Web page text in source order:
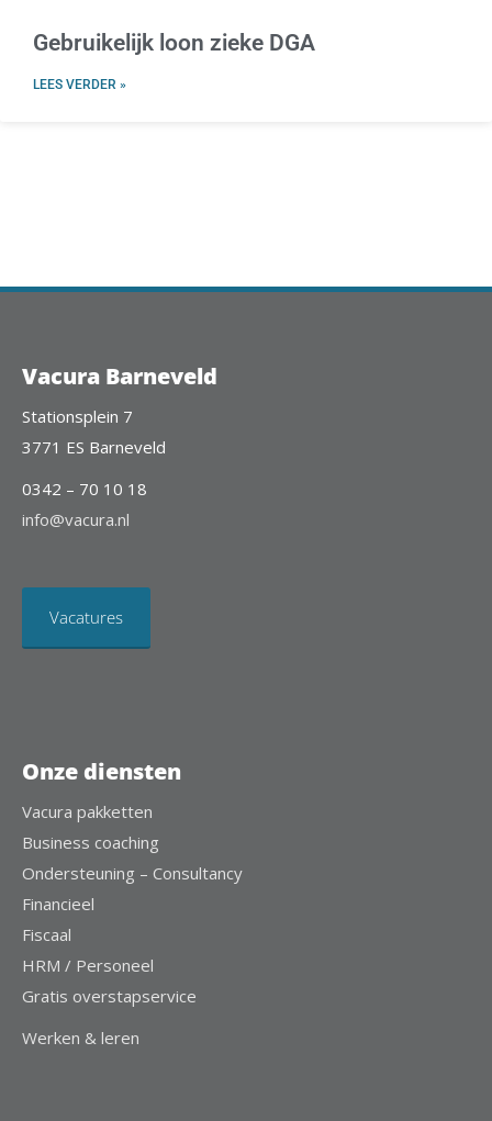
Gebruikelijk loon zieke DGA
LEES VERDER »
Vacura Barneveld
Stationsplein 7
3771 ES Barneveld
0342 – 70 10 18
info@vacura.nl
Vacatures
Onze diensten
Vacura pakketten
Business coaching
Ondersteuning – Consultancy
Financieel
Fiscaal
HRM / Personeel
Gratis overstapservice
Werken & leren